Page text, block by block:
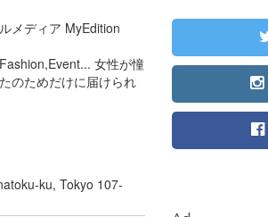
メディア MyEdition
女性が憧
のためだけに届けられ
ku, Tokyo 107-